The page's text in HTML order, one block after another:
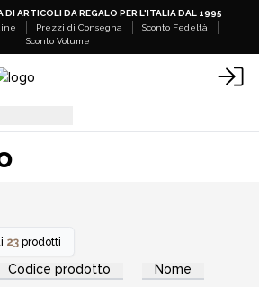
DI ARTICOLI DA REGALO PER L'ITALIA DAL 1995
Prezzi di Consegna
Sconto Fedeltà
Sconto Volume
23 prodotti
Codice prodotto Nome
Accedi per vedere
i prezzi all'ingrosso